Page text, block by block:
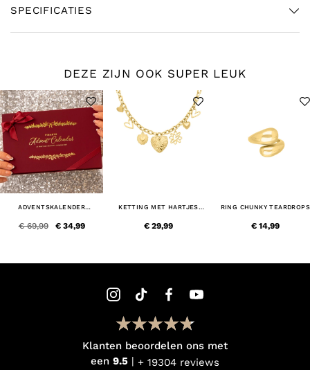
SPECIFICATIES
DEZE ZIJN OOK SUPER LEUK
ADVENTSKALENDER
€ 34,99
€ 69,99
KETTING MET HARTJES
€ 29,99
RING CHUNKY TEARDROPS
€ 14,99
Klanten beoordelen ons met
een 9.5 + 19304 reviews